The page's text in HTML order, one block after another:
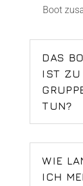
Boot
DAS
IST ZU
TUN?
WIE
ICH